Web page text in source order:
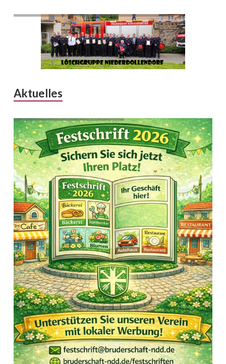
Aktuelles